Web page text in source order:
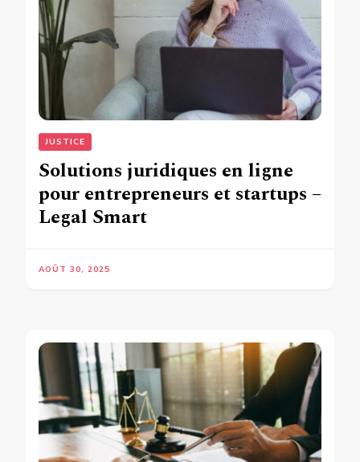
JUSTICE
Solutions juridiques en ligne
pour entrepreneurs et startups –
Legal Smart
AOÛT 30, 2025